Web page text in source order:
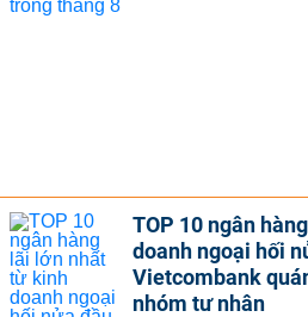
TOP 10 ngân
doanh ngoại hối
Vietcombank
nhóm tư nhân